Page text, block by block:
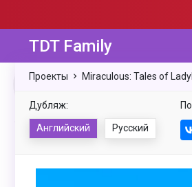
TDT Family
Проекты Miraculous: Tales of
Дубляж:
Английский Русский